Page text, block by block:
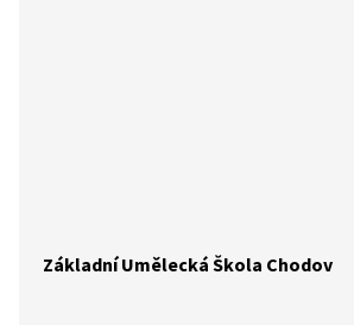
Základní Umělecká Škola Chodov